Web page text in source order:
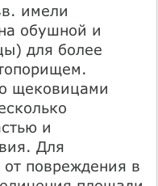
имели
обушной и
для более
щековицами
и
Для
повреждения в